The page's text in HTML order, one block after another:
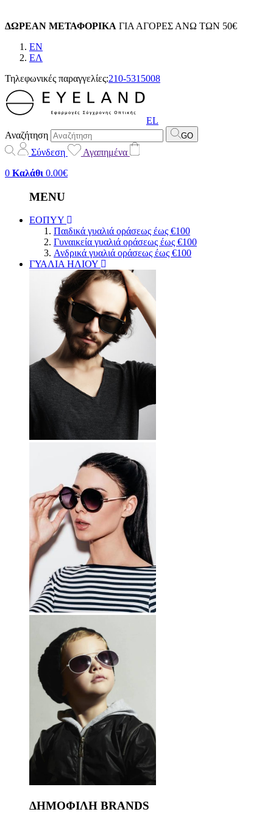
ΔΩΡΕΑΝ ΜΕΤΑΦΟΡΙΚΑ ΓΙΑ ΑΓΟΡΕΣ ΑΝΩ ΤΩΝ 50€
EN
EΛ
Τηλεφωνικές παραγγελίες:210-5315008
EL
Αναζήτηση
GO
Σύνδεση
Αγαπημένα
0 Καλάθι 0.00€
MENU
ΕΟΠΥΥ
Παιδικά γυαλιά οράσεως έως €100
Γυναικεία γυαλιά οράσεως έως €100
Ανδρικά γυαλιά οράσεως έως €100
ΓΥΑΛΙΑ ΗΛΙΟΥ
ΔΗΜΟΦΙΛΗ BRANDS